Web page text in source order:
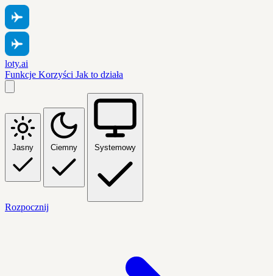
loty.ai
Funkcje Korzyści Jak to działa
Jasny Ciemny Systemowy
Rozpocznij